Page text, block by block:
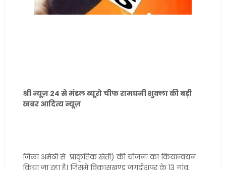
श्री न्यूज़ 24 से मंडल ब्यूरो चीफ रामधनी शुक्ला की बड़ी
खबर आदित्य न्यूज़
जिला अमेठी से प्राकृतिक खेती) की योजना का कियान्वयन
किया जा रहा है। जिसमें विकासखण्ड जगदीशपुर के 13 गांव,